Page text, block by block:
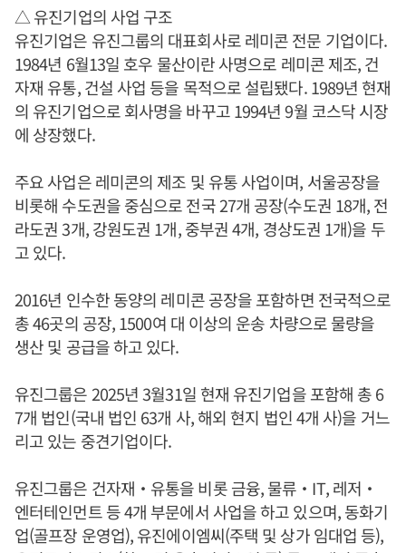
△ 유진기업의 사업 구조
유진기업은 유진그룹의 대표회사로 레미콘 전문 기업이다.
1984년 6월13일 호우 물산이란 사명으로 레미콘 제조, 건
자재 유통, 건설 사업 등을 목적으로 설립됐다. 1989년 현재
의 유진기업으로 회사명을 바꾸고 1994년 9월 코스닥 시장
에 상장했다.
주요 사업은 레미콘의 제조 및 유통 사업이며, 서울공장을
비롯해 수도권을 중심으로 전국 27개 공장(수도권 18개, 전
라도권 3개, 강원도권 1개, 중부권 4개, 경상도권 1개)을 두
고 있다.
2016년 인수한 동양의 레미콘 공장을 포함하면 전국적으로
총 46곳의 공장, 1500여 대 이상의 운송 차량으로 물량을
생산 및 공급을 하고 있다.
유진그룹은 2025년 3월31일 현재 유진기업을 포함해 총 6
7개 법인(국내 법인 63개 사, 해외 현지 법인 4개 사)을 거느
리고 있는 중견기업이다.
유진그룹은 건자재‧유통을 비롯 금융, 물류‧IT, 레저‧
엔터테인먼트 등 4개 부문에서 사업을 하고 있으며, 동화기
업(골프장 운영업), 유진에이엠씨(주택 및 상가 임대업 등),